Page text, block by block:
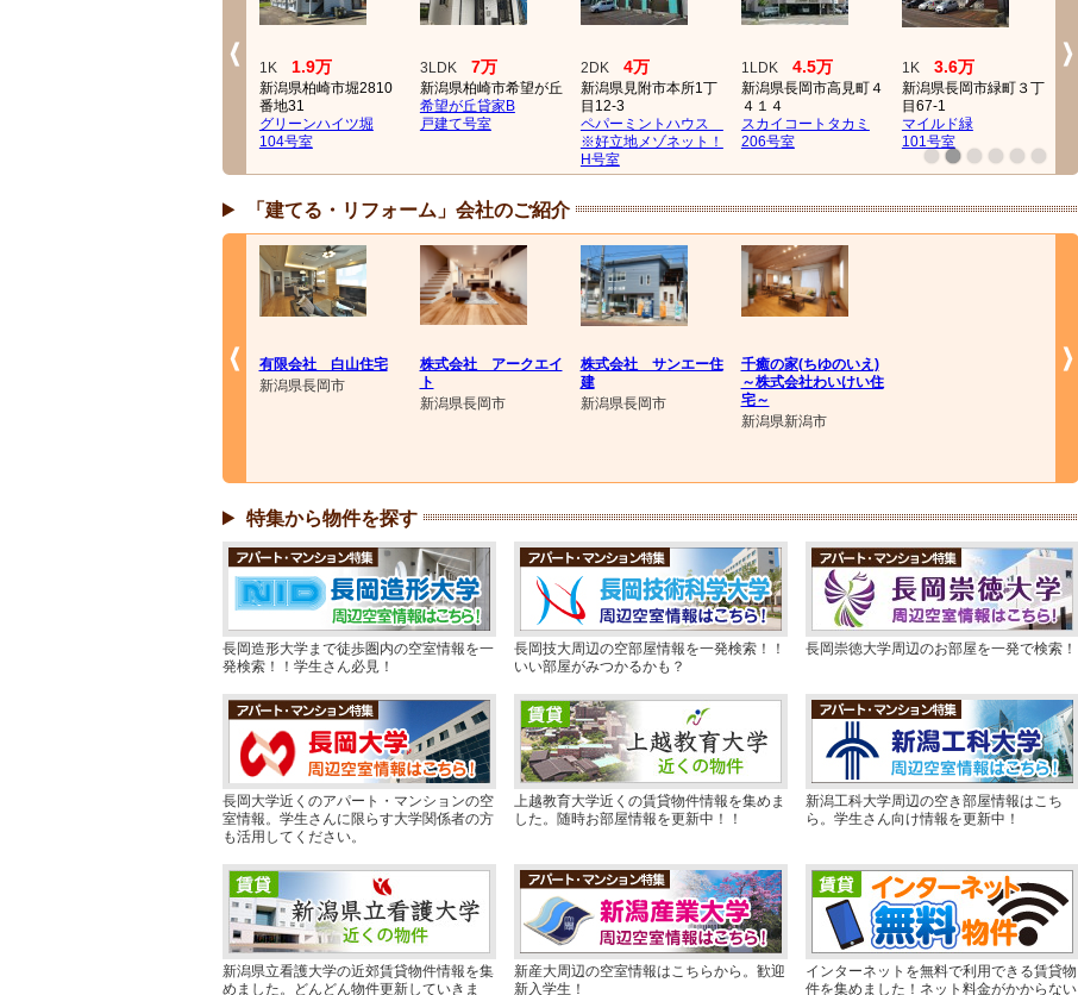
1K 1.9万
新潟県柏崎市堀2810
番地31
グリーンハイツ堀
104号室
3LDK 7万
新潟県柏崎市希望が丘
希望が丘貸家B
戸建て号室
2DK 4万
新潟県見附市本所1丁
目12-3
ペパーミントハウス
※好立地メゾネット！
H号室
1LDK 4.5万
新潟県長岡市高見町４
４１４
スカイコートタカミ
206号室
1K 3.6万
新潟県長岡市緑町３丁
目67-1
マイルド緑
101号室
「建てる・リフォーム」会社のご紹介
有限会社 白山住宅
新潟県長岡市
株式会社 アークエイ
ト
新潟県長岡市
株式会社 サンエー住
建
新潟県長岡市
千癒の家(ちゆのいえ)
～株式会社わいけい住
宅～
新潟県新潟市
特集から物件を探す
長岡造形大学まで徒歩圏内の空室情報を一
発検索！！学生さん必見！
長岡技大周辺の空部屋情報を一発検索！！
いい部屋がみつかるかも？
長岡崇徳大学周辺のお部屋を一発で検索！
長岡大学近くのアパート・マンションの空
室情報。学生さんに限らす大学関係者の方
も活用してください。
上越教育大学近くの賃貸物件情報を集めま
した。随時お部屋情報を更新中！！
新潟工科大学周辺の空き部屋情報はこち
ら。学生さん向け情報を更新中！
新潟県立看護大学の近郊賃貸物件情報を集
めました。どんどん物件更新していきま
新産大周辺の空室情報はこちらから。歓迎
新入学生！
インターネットを無料で利用できる賃貸物
件を集めました！ネット料金がかからない